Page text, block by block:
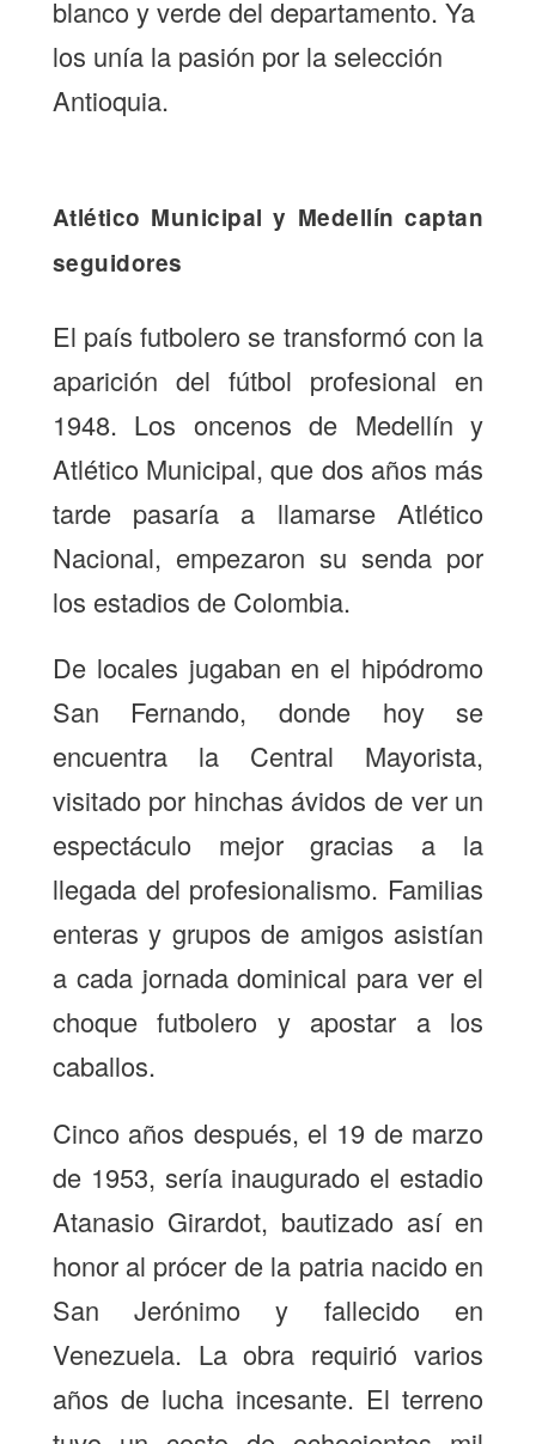
blanco y verde del departamento. Ya
los unía la pasión por la selección
Antioquia.
Atlético Municipal y Medellín captan
seguidores
El país futbolero se transformó con la
aparición del fútbol profesional en
1948. Los oncenos de Medellín y
Atlético Municipal, que dos años más
tarde pasaría a llamarse Atlético
Nacional, empezaron su senda por
los estadios de Colombia.
De locales jugaban en el hipódromo
San Fernando, donde hoy se
encuentra la Central Mayorista,
visitado por hinchas ávidos de ver un
espectáculo mejor gracias a la
llegada del profesionalismo. Familias
enteras y grupos de amigos asistían
a cada jornada dominical para ver el
choque futbolero y apostar a los
caballos.
Cinco años después, el 19 de marzo
de 1953, sería inaugurado el estadio
Atanasio Girardot, bautizado así en
honor al prócer de la patria nacido en
San Jerónimo y fallecido en
Venezuela. La obra requirió varios
años de lucha incesante. El terreno